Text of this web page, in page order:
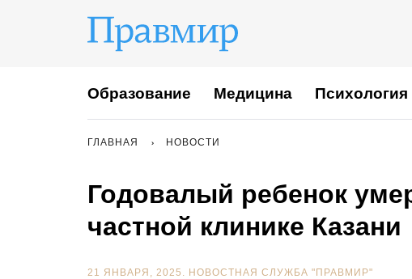
Образование Медицина Психология
ГЛАВНАЯ НОВОСТИ
Годовалый ребенок
частной клинике Казани
21 ЯНВАРЯ, 2025. НОВОСТНАЯ СЛУЖБА "ПРАВМИР"